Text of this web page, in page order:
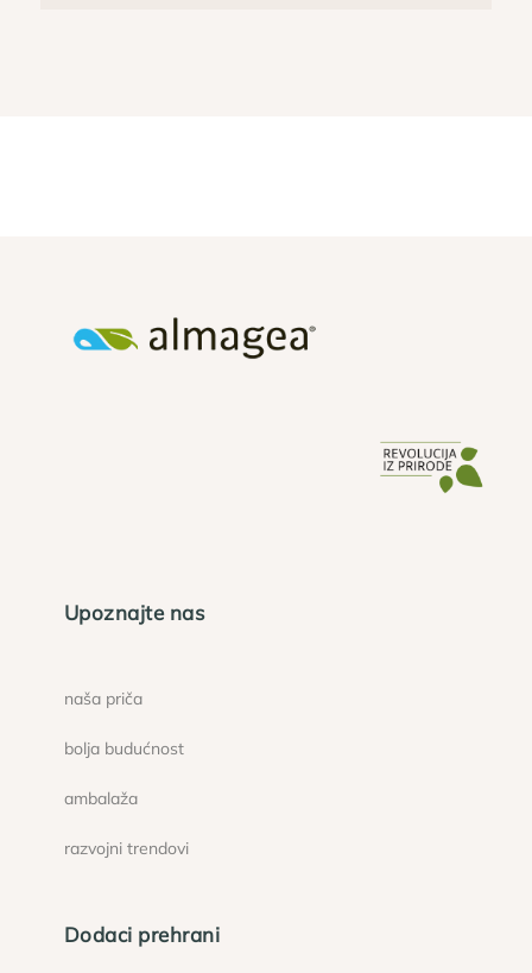
Upoznajte nas
naša priča
bolja budućnost
ambalaža
razvojni trendovi
Dodaci prehrani